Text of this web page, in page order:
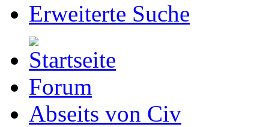
Erweiterte Suche
Forum
Abseits von Civ